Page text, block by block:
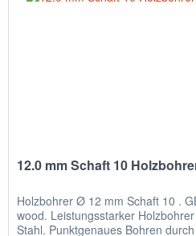
12.0 mm Schaft 10
Holzbohrer Ø 12 mm Schaft 10 .
wood. Leistungsstarker
Stahl. Punktgenaues Bohren